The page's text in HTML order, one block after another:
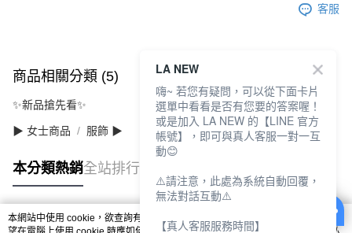
客服
商品相關分類 (5) 查看全部
✨新品搶先看✨
▶ 女士商品 服飾 ▶
本分類熱銷全站排行
熱門標籤
本網站中使用 cookie，欲查詢有關本網站使用 cookie 方式之詳情，及若您不希
LA NEW
嗨~ 若您有疑問，可以從下面卡片
選單中看看是否有您要的答案喔！
或是加入 LA NEW 的【LINE 官方
帳號】，即可與真人客服一對一互
動😊
⚠️請注意，此處為系統自動回覆，
無法對話互動⚠️
【真人客服服務時間】